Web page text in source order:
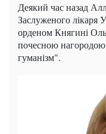
Деякий час назад
Заслуженого лікаря
орденом Княгині
почесною
гуманізм".